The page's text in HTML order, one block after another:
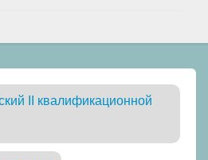
II квалификационной